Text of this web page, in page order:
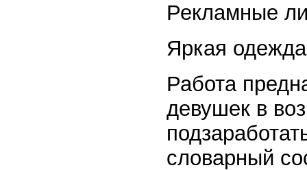
Рекламные
Яркая
Работа
девушек в
словарный